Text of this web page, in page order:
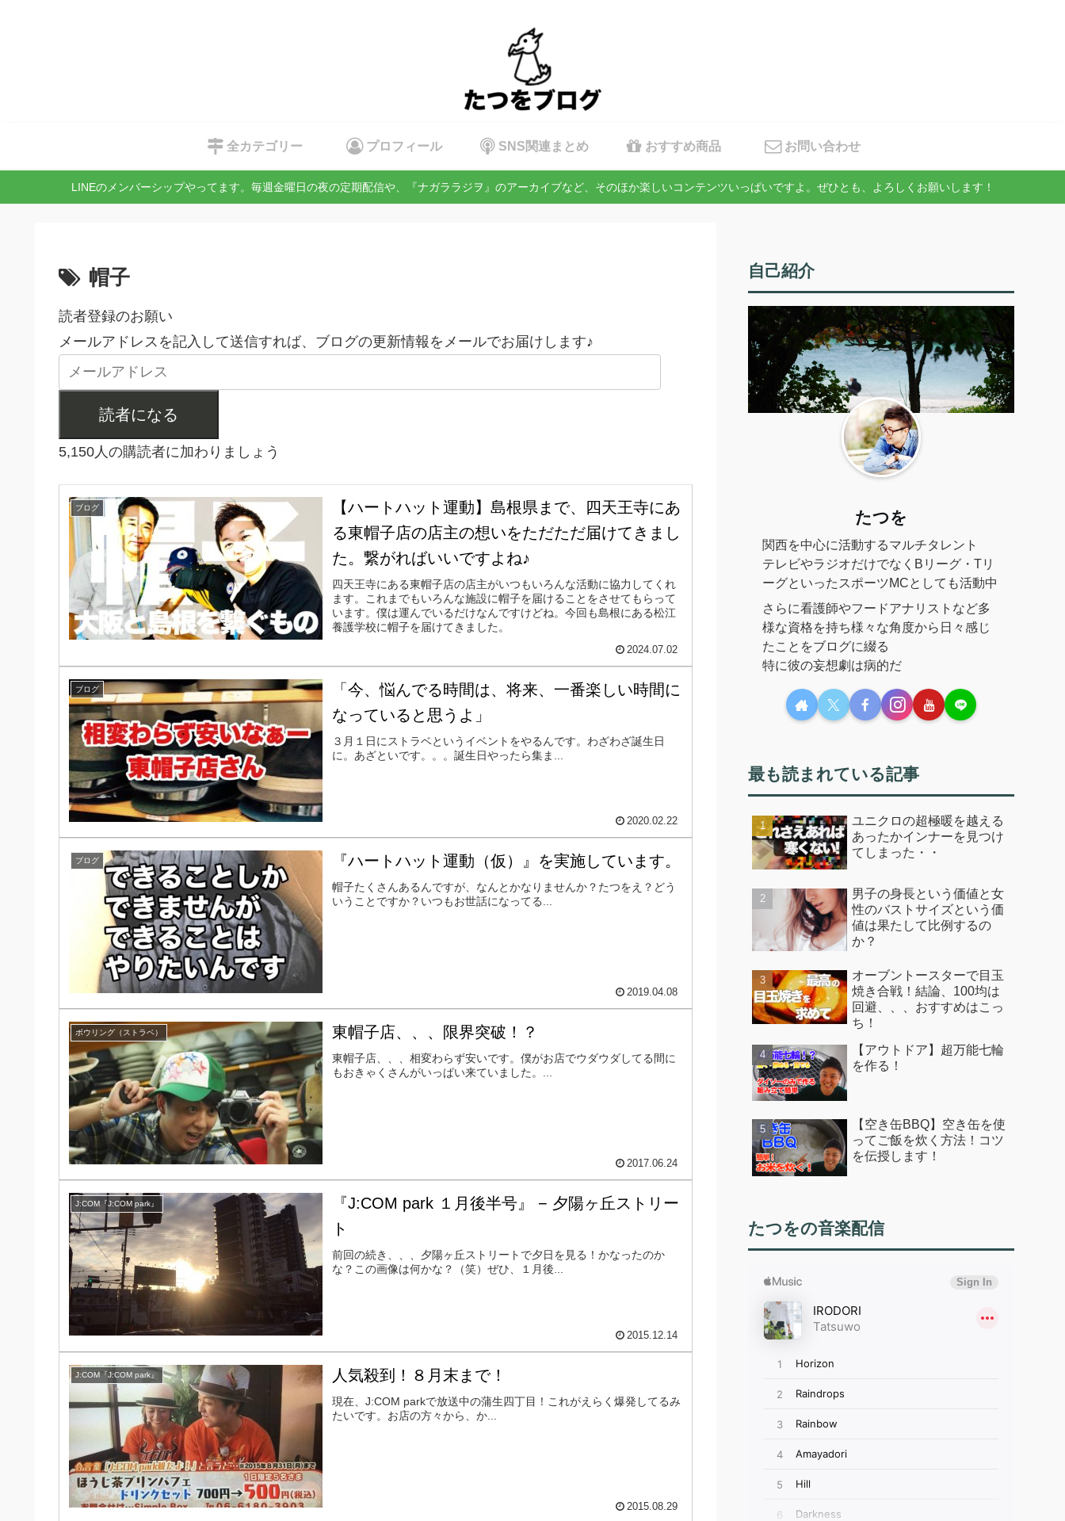
全カテゴリー プロフィール SNS関連まとめ おすすめ商品 お問い合わせ
LINEのメンバーシップやってます。毎週金曜日の夜の定期配信や、『ナガララジヲ』のアーカイブなど、そのほか楽しいコンテンツいっぱいですよ。ぜひとも、よろしくお願いします！
帽子
読者登録のお願い
メールアドレスを記入して送信すれば、ブログの更新情報をメールでお届けします♪
読者になる
5,150人の購読者に加わりましょう
ブログ
【ハートハット運動】島根県まで、四天王寺にあ
る東帽子店の店主の想いをただただ届けてきまし
た。繋がればいいですよね♪
四天王寺にある東帽子店の店主がいつもいろんな活動に協力してくれ
ます。これまでもいろんな施設に帽子を届けることをさせてもらって
います。僕は運んでいるだけなんですけどね。今回も島根にある松江
養護学校に帽子を届けてきました。
2024.07.02
ブログ
「今、悩んでる時間は、将来、一番楽しい時間に
なっていると思うよ」
３月１日にストラベというイベントをやるんです。わざわざ誕生日
に。あざといです。。。誕生日やったら集ま...
2020.02.22
ブログ 『ハートハット運動（仮）』を実施しています。
帽子たくさんあるんですが、なんとかなりませんか？たつをえ？どう
いうことですか？いつもお世話になってる...
2019.04.08
ボウリング（ストラベ） 東帽子店、、、限界突破！？
東帽子店、、、相変わらず安いです。僕がお店でウダウダしてる間に
もおきゃくさんがいっぱい来ていました。...
2017.06.24
J:COM『J:COM park』
『J:COM park １月後半号』 − 夕陽ヶ丘ストリー
ト
前回の続き、、、夕陽ヶ丘ストリートで夕日を見る！かなったのか
な？この画像は何かな？（笑）ぜひ、１月後...
2015.12.14
J:COM『J:COM park』 人気殺到！８月末まで！
現在、J:COM parkで放送中の蒲生四丁目！これがえらく爆発してるみ
たいです。お店の方々から、か...
2015.08.29
自己紹介
たつを
関西を中心に活動するマルチタレント
テレビやラジオだけでなくBリーグ・Tリ
ーグといったスポーツMCとしても活動中
さらに看護師やフードアナリストなど多
様な資格を持ち様々な角度から日々感じ
たことをブログに綴る
特に彼の妄想劇は病的だ
最も読まれている記事
ユニクロの超極暖を越える
あったかインナーを見つけ
てしまった・・
男子の身長という価値と女
性のバストサイズという価
値は果たして比例するの
か？
オーブントースターで目玉
焼き合戦！結論、100均は
回避、、、おすすめはこっ
ち！
【アウトドア】超万能七輪
を作る！
【空き缶BBQ】空き缶を使
ってご飯を炊く方法！コツ
を伝授します！
たつをの音楽配信